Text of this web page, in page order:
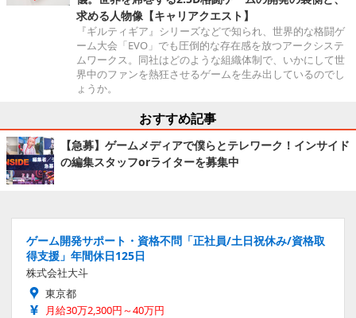
求める人物像【キャリアクエスト】
『ギルティギア』シリーズなどで知られ、世界的な格闘ゲ
ーム大会「EVO」でも圧倒的な存在感を放つアークシステ
ムワークス。同社はどのような組織体制で、いかにして世
界中のファンを熱狂させるゲームを生み出しているのでし
ょうか。
おすすめ記事
【急募】ゲームメディアで僕らとテレワーク！インサイド
の編集スタッフorライターを募集中
ゲーム開発サポート・資格不問「正社員/土日祝休み/資格取
得支援」年間休日125日
株式会社大斗
東京都
月給30万2,300円～40万円